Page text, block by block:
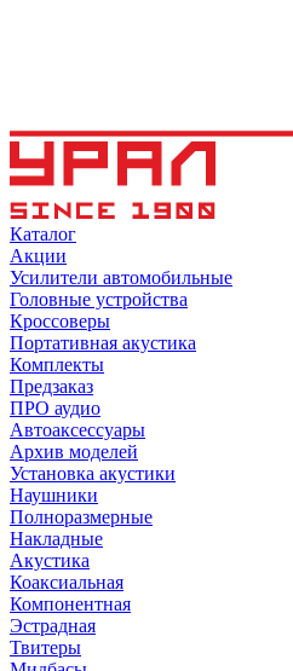
Каталог
Акции
Усилители автомобильные
Головные устройства
Кроссоверы
Портативная акустика
Комплекты
Предзаказ
ПРО аудио
Автоаксессуары
Архив моделей
Установка акустики
Наушники
Полноразмерные
Накладные
Акустика
Коаксиальная
Компонентная
Эстрадная
Твитеры